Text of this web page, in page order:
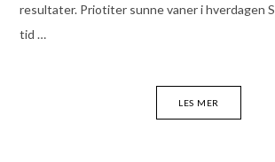
resultater. Priotiter sunne vaner i hverdagen
tid …
LES MER